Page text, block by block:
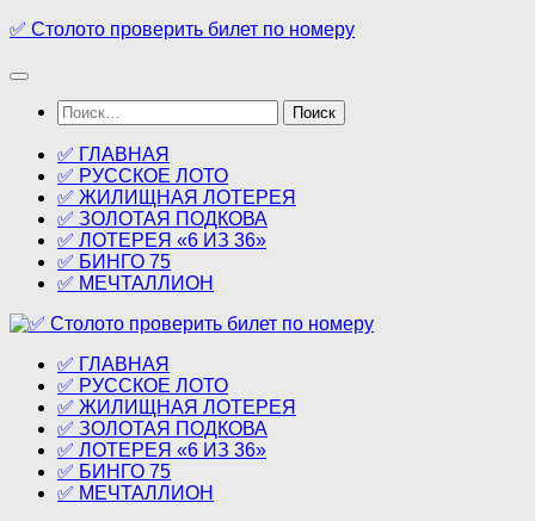
Перейти
содержимому
✅ Столото проверить билет по номеру
Найти:
✅ ГЛАВНАЯ
✅ РУССКОЕ ЛОТО
✅ ЖИЛИЩНАЯ ЛОТЕРЕЯ
✅ ЗОЛОТАЯ ПОДКОВА
✅ ЛОТЕРЕЯ «6 ИЗ 36»
✅ БИНГО 75
✅ МЕЧТАЛЛИОН
✅ ГЛАВНАЯ
✅ РУССКОЕ ЛОТО
✅ ЖИЛИЩНАЯ ЛОТЕРЕЯ
✅ ЗОЛОТАЯ ПОДКОВА
✅ ЛОТЕРЕЯ «6 ИЗ 36»
✅ БИНГО 75
✅ МЕЧТАЛЛИОН